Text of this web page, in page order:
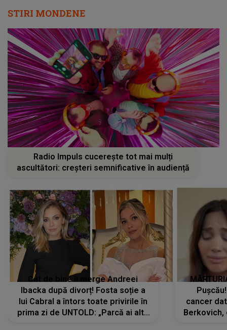
STIRI MONDENE
Radio Impuls cucerește tot mai mulți
ascultători: creșteri semnificative în audiență
Cât de bine îi merge Andreei
Ibacka după divorț! Fosta soție a
lui Cabral a întors toate privirile în
prima zi de UNTOLD: „Parcă ai altă
cancer